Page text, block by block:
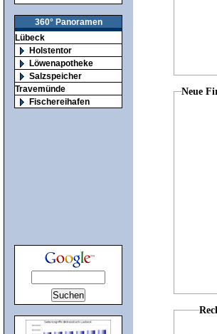
360° Panoramen
Lübeck
Holstentor
Löwenapotheke
Salzspeicher
Travemünde
Fischereihafen
Neue